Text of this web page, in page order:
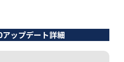
ップデート詳細